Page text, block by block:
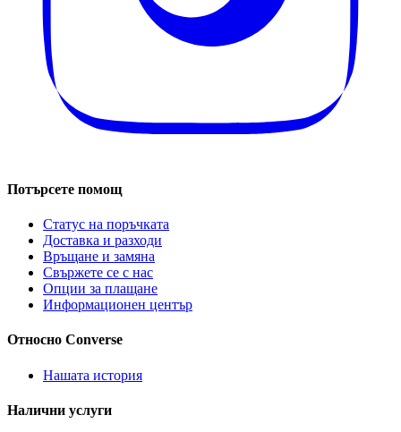
Потърсете помощ
Статус на поръчката
Доставка и разходи
Връщане и замяна
Свържете се с нас
Опции за плащане
Информационен център
Относно Converse
Нашата история
Налични услуги